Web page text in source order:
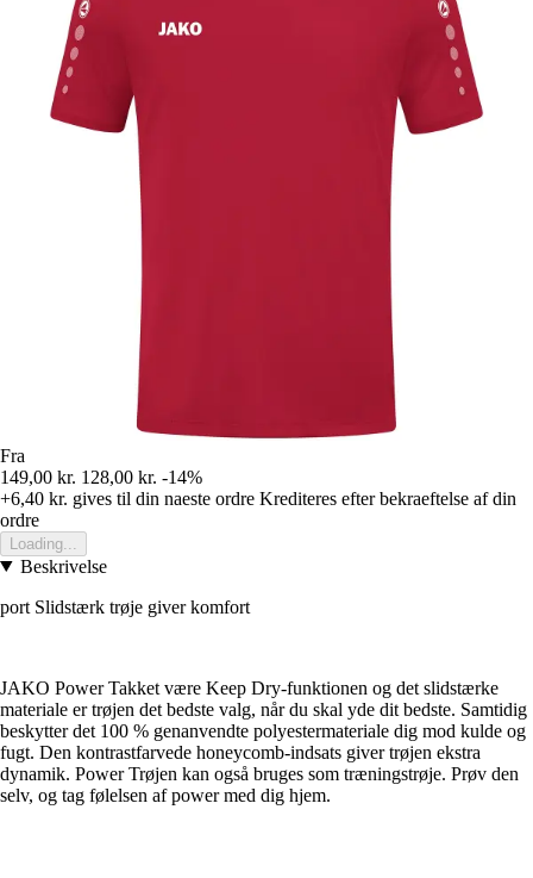
Fra
149,00 kr. 128,00 kr. -14%
+6,40 kr. gives til din naeste ordre Krediteres efter bekraeftelse af din
ordre
Loading...
Beskrivelse
port Slidstærk trøje giver komfort
JAKO Power Takket være Keep Dry-funktionen og det slidstærke
materiale er trøjen det bedste valg, når du skal yde dit bedste. Samtidig
beskytter det 100 % genanvendte polyestermateriale dig mod kulde og
fugt. Den kontrastfarvede honeycomb-indsats giver trøjen ekstra
dynamik. Power Trøjen kan også bruges som træningstrøje. Prøv den
selv, og tag følelsen af power med dig hjem.